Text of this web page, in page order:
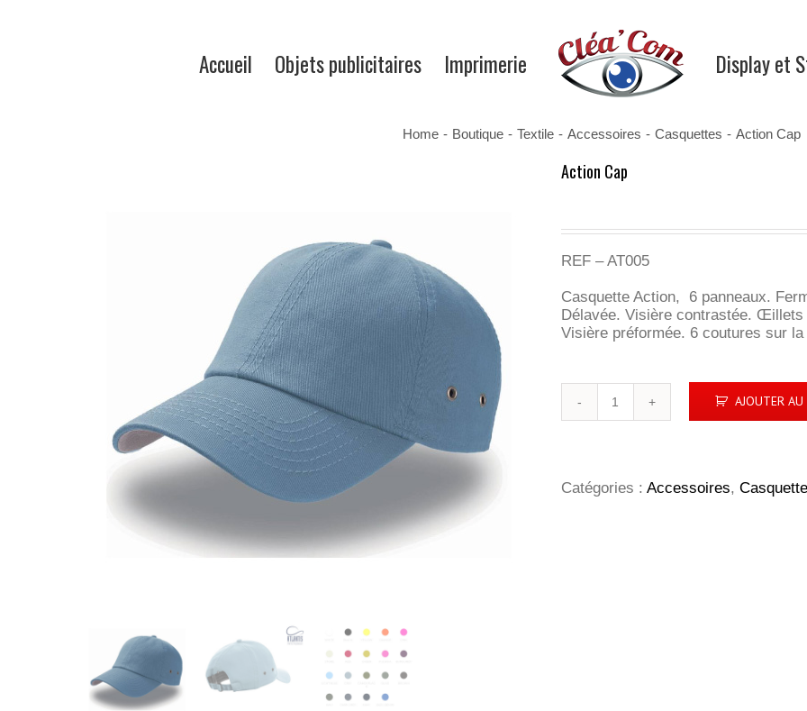
Accueil Objets publicitaires Imprimerie Display et
Home - Boutique - Textile - Accessoires - Casquettes - Action Cap
Action Cap
REF – AT005
Casquette Action, 6 panneaux.
Délavée. Visière contrastée. Œillets
Visière préformée. 6 coutures sur
de
AJOUTER
Catégories : Accessoires,